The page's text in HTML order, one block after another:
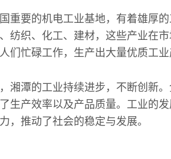
重要的机电工业基地，有着雄厚
纺织、化工、建材，这些产业在
们忙碌工作，生产出大量优质工业
湘潭的工业持续进步，不断创新
生产效率以及产品质量。工业的
，推动了社会的稳定与发展。